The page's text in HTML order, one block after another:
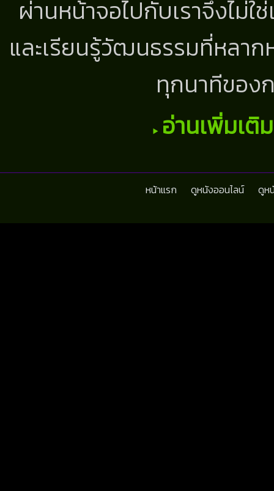
ผ่านหน้าจอไปกับเราจึงไม่
และเรียนรู้วัฒนธรรมที่หลา
ทุกนาทีขอ
อ่านเพิ่มเติ
หน้าแรก ดูหนังออนไลน์ ดูห